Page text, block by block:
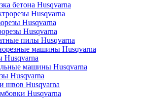
бетона Husqvarna
Husqvarna
Husqvarna
Husqvarna
пилы Husqvarna
машины Husqvarna
Husqvarna
машины Husqvarna
Husqvarna
швов Husqvarna
Husqvarna